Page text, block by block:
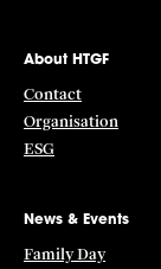
About HTGF
Contact
Organisation
ESG
News & Events
Family Day